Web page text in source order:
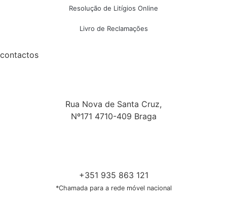
Resolução de Litígios Online
Livro de Reclamações
contactos
Rua Nova de Santa Cruz,
Nº171 4710-409 Braga
+351 935 863 121
*Chamada para a rede móvel nacional